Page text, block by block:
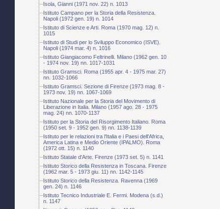
Isola, Gianni (1971 nov. 22) n. 1013
Istituto Campano per la Storia della Resistenza.
Napoli (1972 gen. 19) n. 1014
Istituto di Scienze e Arti. Roma (1970 mag. 12) n.
1015
Istituto di Studi per lo Sviluppo Economico (ISVE).
Napoli (1974 mar. 4) n. 1016
Istituto Giangiacomo Feltrinelli. Milano (1962 gen. 10
- 1974 nov. 19) nn. 1017-1031
Istituto Gramsci. Roma (1955 apr. 4 - 1975 mar. 27)
nn. 1032-1066
Istituto Gramsci. Sezione di Firenze (1973 mag. 8 -
1973 nov. 19) nn. 1067-1069
Istituto Nazionale per la Storia del Movimento di
Liberazione in Italia. Milano (1957 ago. 28 - 1975
mag. 24) nn. 1070-1137
Istituto per la Storia del Risorgimento Italiano. Roma
(1950 set. 9 - 1952 gen. 9) nn. 1138-1139
Istituto per le relazioni tra l'Italia e i Paesi dell'Africa,
America Latina e Medio Oriente (IPALMO). Roma
(1972 ott. 15) n. 1140
Istituto Statale d'Arte. Firenze (1973 set. 5) n. 1141
Istituto Storico della Resistenza in Toscana. Firenze
(1962 mar. 5 - 1973 giu. 11) nn. 1142-1145
Istituto Storico della Resistenza. Ravenna (1969
gen. 24) n. 1146
Istituto Tecnico Industriale E. Fermi. Modena (s.d.)
n. 1147